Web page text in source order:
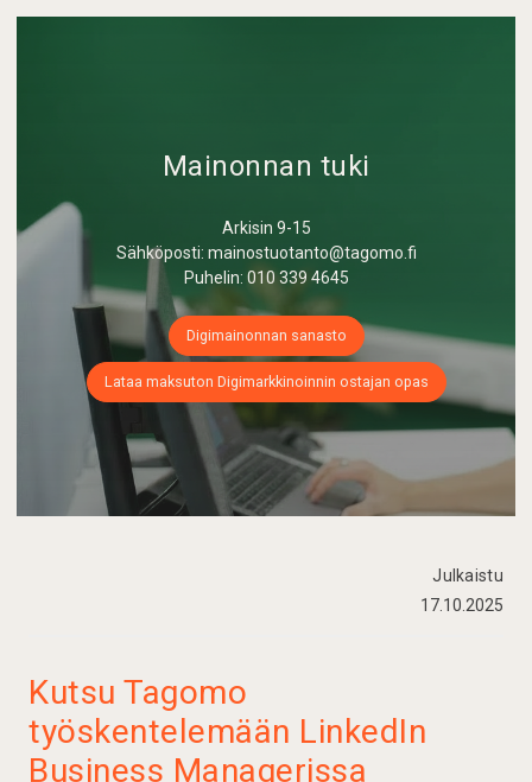
Mainonnan tuki
Arkisin 9-15
Sähköposti: mainostuotanto@tagomo.fi
Puhelin: 010 339 4645
Digimainonnan sanasto
Lataa maksuton Digimarkkinoinnin ostajan opas
Julkaistu
17.10.2025
Kutsu Tagomo
työskentelemään LinkedIn
Business Managerissa